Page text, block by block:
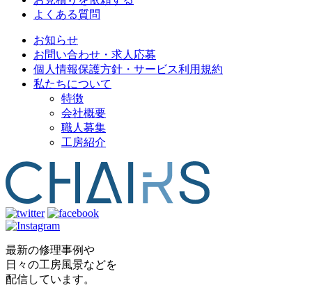
よくある質問
お知らせ
お問い合わせ・求人応募
個人情報保護方針・サービス利用規約
私たちについて
特徴
会社概要
職人募集
工房紹介
最新の修理事例や
日々の工房風景などを
配信しています。